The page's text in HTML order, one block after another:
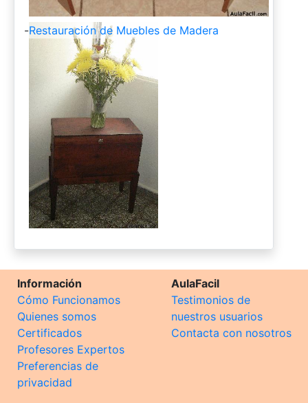
-Restauración de Muebles de Madera
Información
Cómo Funcionamos
Quienes somos
Certificados
Profesores Expertos
Preferencias de
privacidad
AulaFacil
Testimonios de
nuestros usuarios
Contacta con nosotros